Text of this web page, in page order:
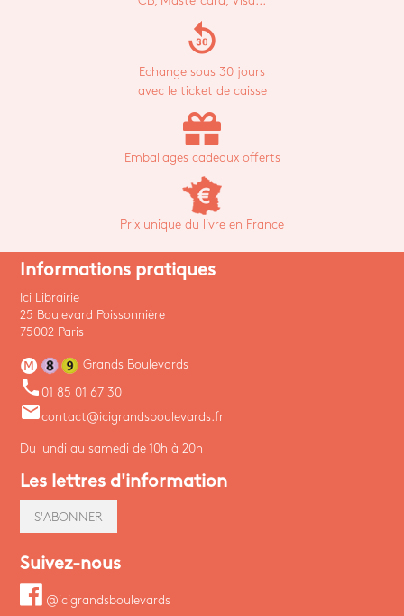
replay_30
Echange sous 30 jours
avec le ticket de caisse
Emballages cadeaux offerts
Prix unique du livre en France
Informations pratiques
Ici Librairie
25 Boulevard Poissonnière
75002 Paris
Grands Boulevards
phone 01 85 01 67 30
emailcontact@icigrandsboulevards.fr
Du lundi au samedi de 10h à 20h
Les lettres d'information
S'ABONNER
Suivez-nous
@icigrandsboulevards